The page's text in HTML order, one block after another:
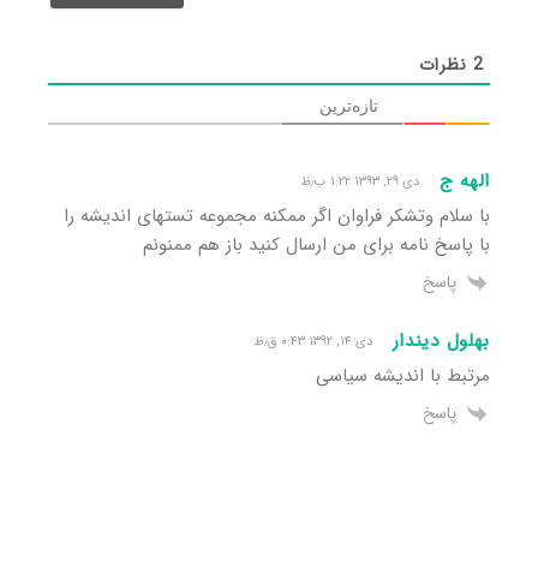
2نظرات
تازه‌ترین
الهه ج دی ۲۹, ۱۳۹۳ ۱:۲۲ ب٫ظ
با سلام وتشکر فراوان اگر ممکنه مجموعه تستهای اندیشه را
با پاسخ نامه برای من ارسال کنید باز هم ممنونم
پاسخ
بهلول دیندار دی ۱۴, ۱۳۹۲ ۰:۴۳ ق٫ظ
مرتبط با اندیشه سیاسی
پاسخ